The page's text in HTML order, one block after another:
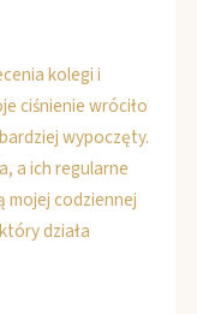
kolegi i
ciśnienie wróciło
wypoczęty.
a ich regularne
mojej codziennej
działa